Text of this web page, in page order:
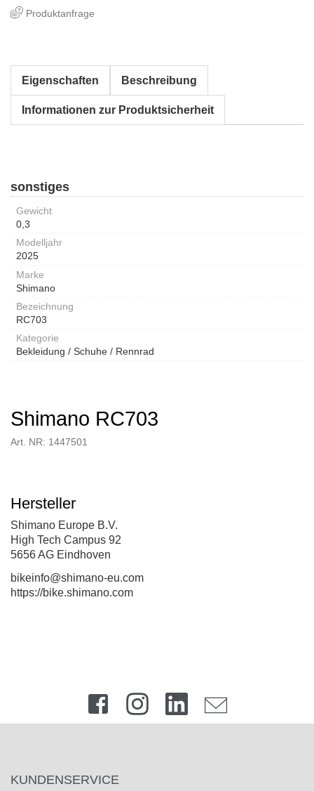
Produktanfrage
Eigenschaften Beschreibung
Informationen zur Produktsicherheit
sonstiges
Gewicht
0,3
Modelljahr
2025
Marke
Shimano
Bezeichnung
RC703
Kategorie
Bekleidung / Schuhe / Rennrad
Shimano RC703
Art. NR: 1447501
Hersteller
Shimano Europe B.V.
High Tech Campus 92
5656 AG Eindhoven
bikeinfo@shimano-eu.com
https://bike.shimano.com
KUNDENSERVICE